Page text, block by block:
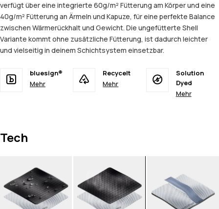
verfügt über eine integrierte 60g/m² Fütterung am Körper und eine
40g/m² Fütterung an Ärmeln und Kapuze, für eine perfekte Balance
zwischen Wärmerückhalt und Gewicht. Die ungefütterte Shell
Variante kommt ohne zusätzliche Fütterung, ist dadurch leichter
und vielseitig in deinem Schichtsystem einsetzbar.
bluesign®
Mehr
Recycelt
Mehr
Solution
Dyed
Mehr
Tech